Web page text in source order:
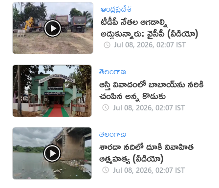
ఆంధ్రప్రదేశ్
టీడీపీ నేతల ఆగడాల్ని
అడ్డుకున్నారు: వైసీపీ (వీడియో)
Jul 08, 2026, 02:07 IST
తెలంగాణ
ఆస్తి వివాదంలో బాబాయ్‌ను నరికి
చంపిన అన్న కొడుకు
Jul 08, 2026, 02:07 IST
తెలంగాణ
శారదా నదిలో దూకి వివాహిత
ఆత్మహత్య (వీడియో)
Jul 08, 2026, 02:07 IST